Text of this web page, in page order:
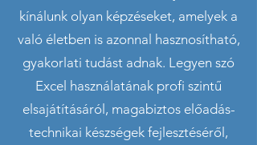
kínálunk olyan képzéseket, amelyek a
való életben is azonnal hasznosítható,
gyakorlati tudást adnak. Legyen szó
Excel használatának profi szintű
elsajátításáról, magabiztos előadás-
technikai készségek fejlesztéséről,